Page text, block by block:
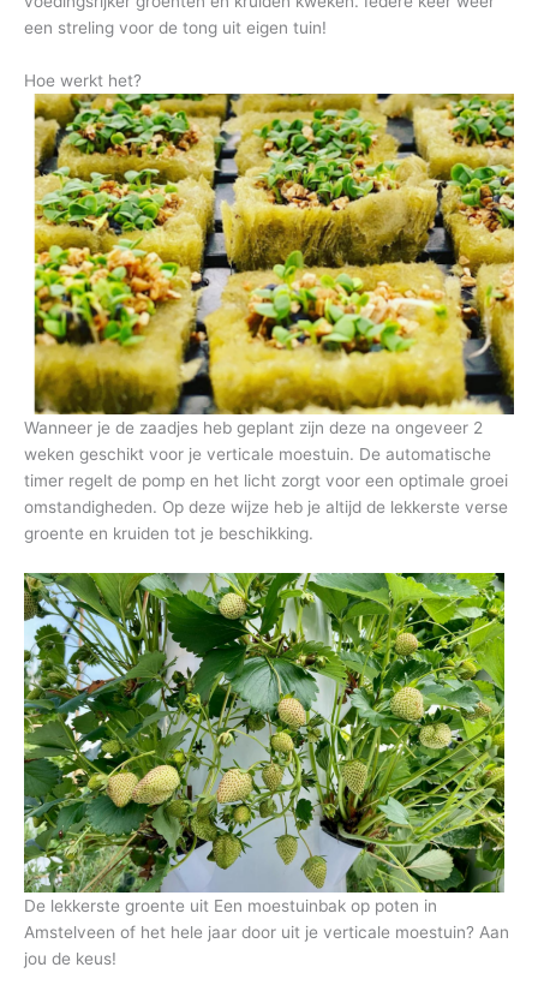
een streling voor de tong uit eigen tuin!
Hoe werkt het?
Wanneer je de zaadjes heb geplant zijn deze na ongeveer 2
weken geschikt voor je verticale moestuin. De automatische
timer regelt de pomp en het licht zorgt voor een optimale groei
omstandigheden. Op deze wijze heb je altijd de lekkerste verse
groente en kruiden tot je beschikking.
De lekkerste groente uit Een moestuinbak op poten in
Amstelveen of het hele jaar door uit je verticale moestuin? Aan
jou de keus!